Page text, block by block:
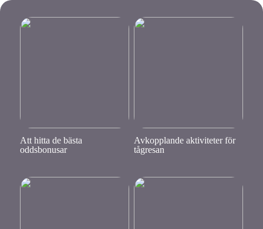
Att hitta de bästa
oddsbonusar
Avkopplande aktiviteter för
tågresan